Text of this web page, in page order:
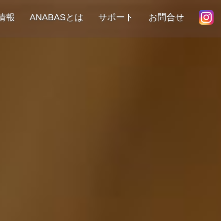
報 ANABASとは サポート お問合せ